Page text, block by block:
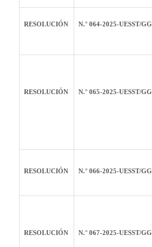
RESOLUCIÓN N.° 064-2025-UESST/GG
RESOLUCIÓN N.° 065-2025-UESST/GG
RESOLUCIÓN N.° 066-2025-UESST/GG
RESOLUCIÓN N.° 067-2025-UESST/GG